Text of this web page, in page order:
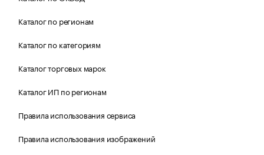
Каталог по регионам
Каталог по категориям
Каталог торговых марок
Каталог ИП по регионам
Правила использования сервиса
Правила использования изображений